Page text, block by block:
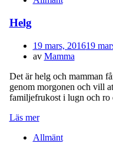
Helg
Publicerad
den
19 mars, 201619
av Mamma
Det är helg och mamman
genom morgonen och vill
familjefrukost i lugn och
Läs mer
Allmänt